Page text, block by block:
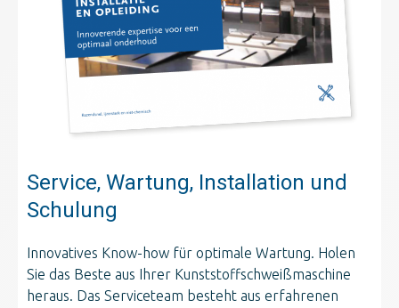
Service, Wartung, Installation und
Schulung
Innovatives Know-how für optimale Wartung. Holen
Sie das Beste aus Ihrer Kunststoffschweißmaschine
heraus. Das Serviceteam besteht aus erfahrenen